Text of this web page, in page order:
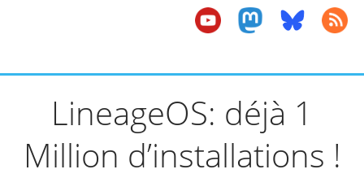
LineageOS: déjà 1
Million d’installations !